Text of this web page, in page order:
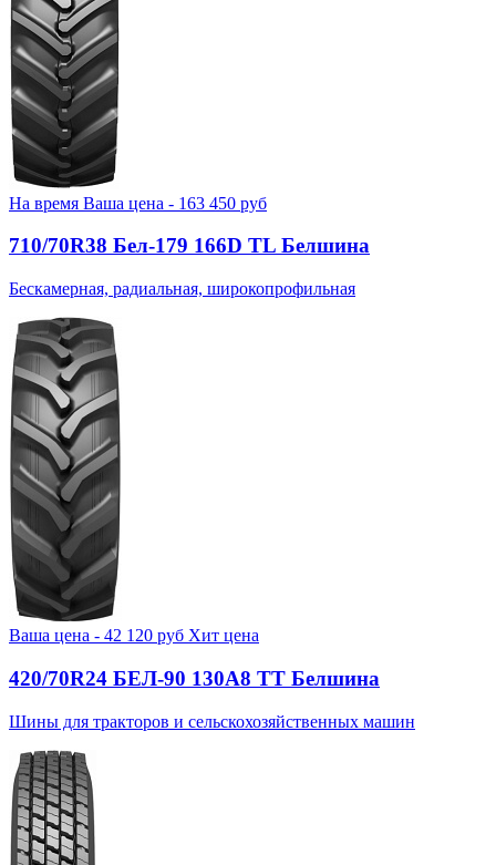
На время Ваша цена - 163 450 руб
710/70R38 Бел-179 166D TL Белшина
Бескамерная, радиальная, широкопрофильная
Ваша цена - 42 120 руб Хит цена
420/70R24 БЕЛ-90 130А8 TT Белшина
Шины для тракторов и сельскохозяйственных машин